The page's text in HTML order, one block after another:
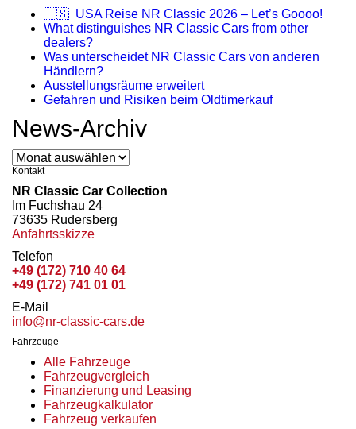
🇺🇸 USA Reise NR Classic 2026 – Let’s Goooo!
What distinguishes NR Classic Cars from other
dealers?
Was unterscheidet NR Classic Cars von anderen
Händlern?
Ausstellungsräume erweitert
Gefahren und Risiken beim Oldtimerkauf
News-Archiv
News-
Archiv
Kontakt
NR Classic Car Collection
Im Fuchshau 24
73635 Rudersberg
Anfahrtsskizze
Telefon
+49 (172) 710 40 64
+49 (172) 741 01 01
E-Mail
info@nr-classic-cars.de
Fahrzeuge
Alle Fahrzeuge
Fahrzeugvergleich
Finanzierung und Leasing
Fahrzeugkalkulator
Fahrzeug verkaufen